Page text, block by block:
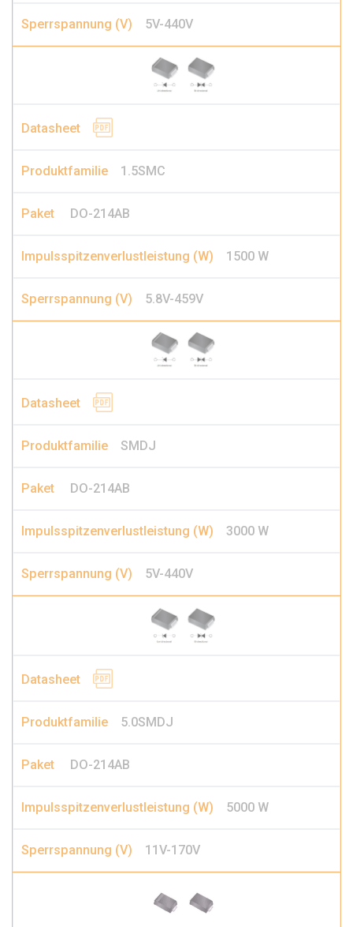
5V-440V
1.5SMC
DO-214AB
1500 W
5.8V-459V
SMDJ
DO-214AB
3000 W
5V-440V
5.0SMDJ
DO-214AB
5000 W
11V-170V